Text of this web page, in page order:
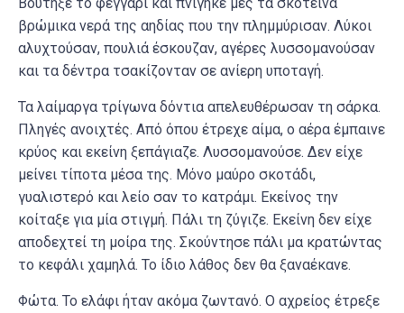
βρώμικα νερά της αηδίας που την πλημμύρισαν. Λύκοι
αλυχτούσαν, πουλιά έσκουζαν, αγέρες λυσσομανούσαν
και τα δέντρα τσακίζονταν σε ανίερη υποταγή.
Τα λαίμαργα τρίγωνα δόντια απελευθέρωσαν τη σάρκα.
Πληγές ανοιχτές. Από όπου έτρεχε αίμα, ο αέρα έμπαινε
κρύος και εκείνη ξεπάγιαζε. Λυσσομανούσε. Δεν είχε
μείνει τίποτα μέσα της. Μόνο μαύρο σκοτάδι,
γυαλιστερό και λείο σαν το κατράμι. Εκείνος την
κοίταξε για μία στιγμή. Πάλι τη ζύγιζε. Εκείνη δεν είχε
αποδεχτεί τη μοίρα της. Σκούντησε πάλι μα κρατώντας
το κεφάλι χαμηλά. Το ίδιο λάθος δεν θα ξαναέκανε.
Φώτα. Το ελάφι ήταν ακόμα ζωντανό. Ο αχρείος έτρεξε